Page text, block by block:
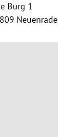
Burg 1
Neuenrade